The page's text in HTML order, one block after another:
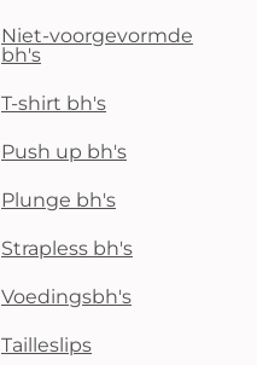
Niet-voorgevormde
bh's
T-shirt bh's
Push up bh's
Plunge bh's
Strapless bh's
Voedingsbh's
Tailleslips